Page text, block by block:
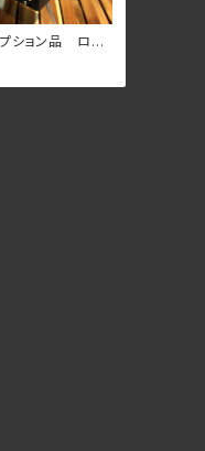
ション品 ロケ
ニット